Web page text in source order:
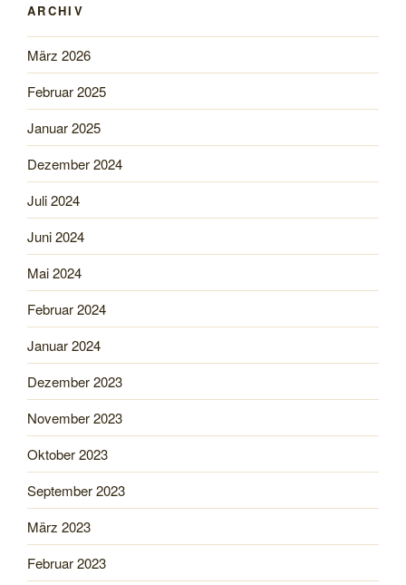
ARCHIV
März 2026
Februar 2025
Januar 2025
Dezember 2024
Juli 2024
Juni 2024
Mai 2024
Februar 2024
Januar 2024
Dezember 2023
November 2023
Oktober 2023
September 2023
März 2023
Februar 2023